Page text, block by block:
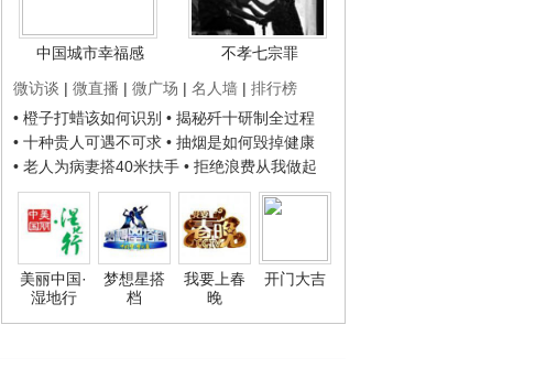
中国城市幸福感
不孝七宗罪
微访谈 | 微直播 | 微广场 | 名人墙 | 排行榜
• 橙子打蜡该如何识别 • 揭秘歼十研制全过程
• 十种贵人可遇不可求 • 抽烟是如何毁掉健康
• 老人为病妻搭40米扶手 • 拒绝浪费从我做起
美丽中国·
湿地行
梦想星搭
档
我要上春
晚
开门大吉